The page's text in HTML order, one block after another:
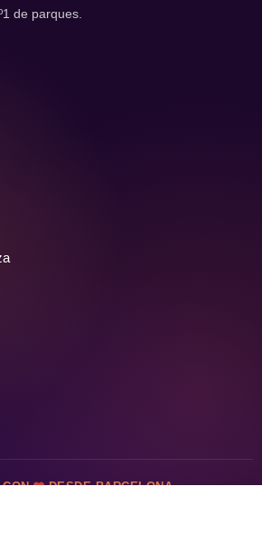
de parques.
CON DESDE BARCELONA